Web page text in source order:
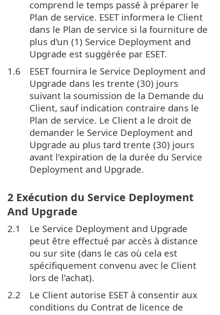
comprend le temps passé à préparer le
Plan de service. ESET informera le Client
dans le Plan de service si la fourniture de
plus d'un (1) Service Deployment and
Upgrade est suggérée par ESET.
1.6
ESET fournira le Service Deployment and
Upgrade dans les trente (30) jours
suivant la soumission de la Demande du
Client, sauf indication contraire dans le
Plan de service. Le Client a le droit de
demander le Service Deployment and
Upgrade au plus tard trente (30) jours
avant l'expiration de la durée du Service
Deployment and Upgrade.
2 Exécution du Service Deployment
And Upgrade
2.1
Le Service Deployment and Upgrade
peut être effectué par accès à distance
ou sur site (dans le cas où cela est
spécifiquement convenu avec le Client
lors de l'achat).
2.2
Le Client autorise ESET à consentir aux
conditions du Contrat de licence de